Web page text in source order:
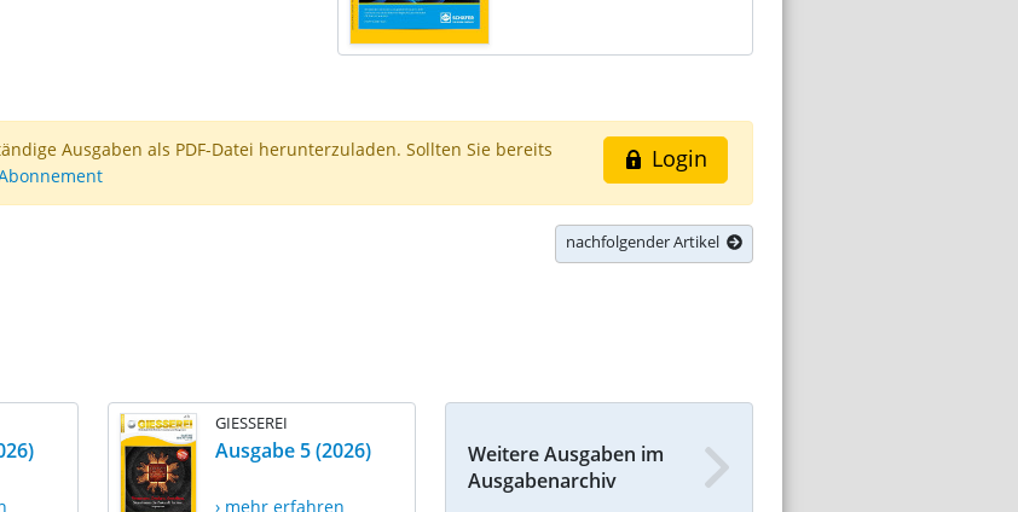
Login
Ausgaben als PDF-Datei herunterzuladen. Sollten Sie bereits
nachfolgender Artikel
GIESSEREI
Ausgabe 5 (2026)
› mehr erfahren
Weitere Ausgaben im
Ausgabenarchiv